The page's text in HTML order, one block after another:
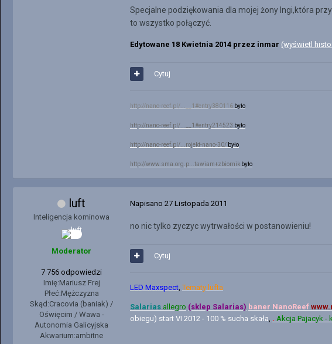
Specjalne podziękowania dla mojej żony Ingi,która
to wszystko połączyć.
Edytowane 18 Kwietnia 2014 przez inmar (wyświetl
Cytuj
http://nano-reef.pl/...__1#entry380116 było
http://nano-reef.pl/...__1#entry214523 było
http://nano-reef.pl/...rojekt-nano-30/ było
http://www.sma.org.p...tawiam+zbiornik było
luft
Inteligencja kominowa
Moderator
7 756 odpowiedzi
Imię:Mariusz Frej
Płeć:Mężczyzna
Skąd:Cracovia (baniak) /
Oświęcim / Wawa -
Autonomia Galicyjska
Akwarium:ambitne
Napisano 27 Listopada 2011
no nic tylko zyczyc wytrwałości w postanowieniu!
Cytuj
LED Maxspect ,Tematy lufta
Salarias allegro (sklep Salarias) baner NanoReef
obiegu) start VI 2012 - 100 % sucha skała . Akcja Pajacyk -